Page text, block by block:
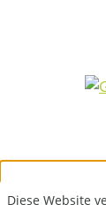
Diese Website